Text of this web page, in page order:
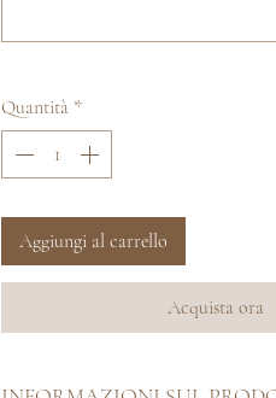
Quantità *
Aggiungi al carrello
Acquista ora